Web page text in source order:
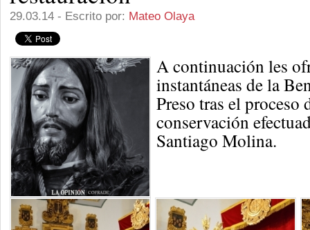
29.03.14 - Escrito por: Mateo Olaya
A continuación les
instantáneas de la
Preso tras el proceso
conservación
Santiago Molina.